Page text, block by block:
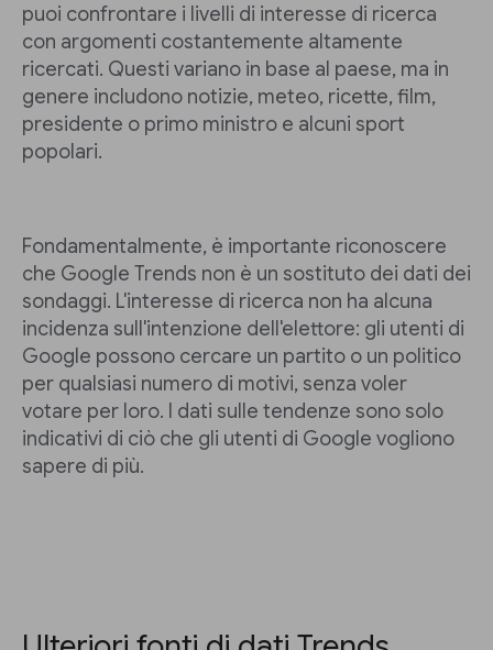
puoi confrontare i livelli di interesse di ricerca
con argomenti costantemente altamente
ricercati. Questi variano in base al paese, ma in
genere includono notizie, meteo, ricette, film,
presidente o primo ministro e alcuni sport
popolari.
Fondamentalmente, è importante riconoscere
che Google Trends non è un sostituto dei dati dei
sondaggi. L'interesse di ricerca non ha alcuna
incidenza sull'intenzione dell'elettore: gli utenti di
Google possono cercare un partito o un politico
per qualsiasi numero di motivi, senza voler
votare per loro. I dati sulle tendenze sono solo
indicativi di ciò che gli utenti di Google vogliono
sapere di più.